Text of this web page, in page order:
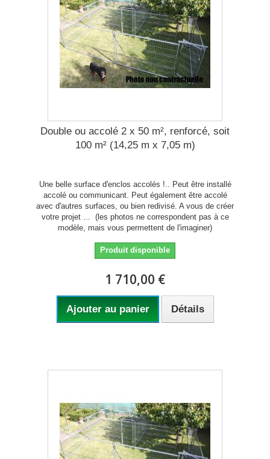
Double ou accolé 2 x 50 m², renforcé, soit
100 m² (14,25 m x 7,05 m)
Une belle surface d'enclos accolés !.. Peut être installé
accolé ou communicant. Peut également être accolé
avec d'autres surfaces, ou bien redivisé. A vous de créer
votre projet ... (les photos ne correspondent pas à ce
modèle, mais vous permettent de l'imaginer)
Produit disponible
1 710,00 €
Ajouter au panier Détails